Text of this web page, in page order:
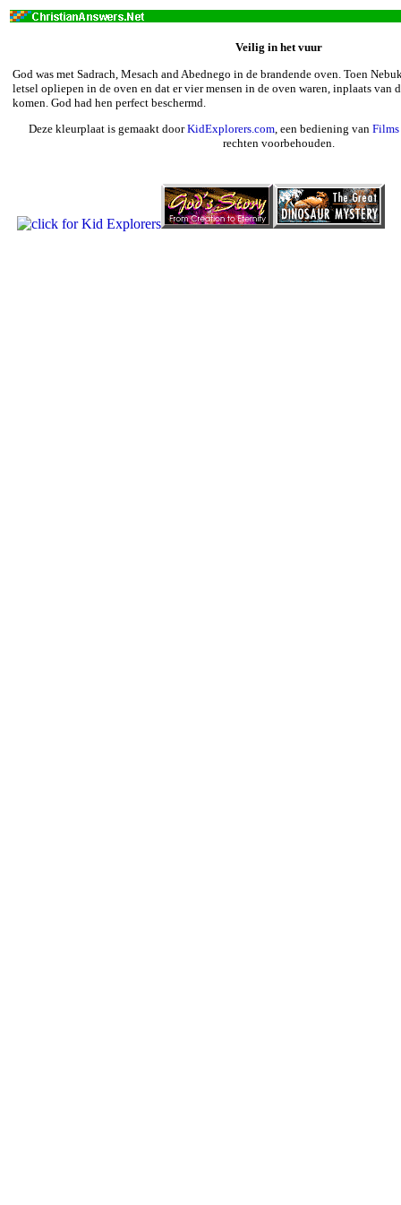
Veilig in het vuur
God was met Sadrach, Mesach and Abednego in de brandende oven. Toen
letsel opliepen in de oven en dat er vier mensen in de oven waren, inplaats van
komen. God had hen perfect beschermd.
Deze kleurplaat is gemaakt doorKidExplorers.com , een bediening van
rechten voorbehouden.